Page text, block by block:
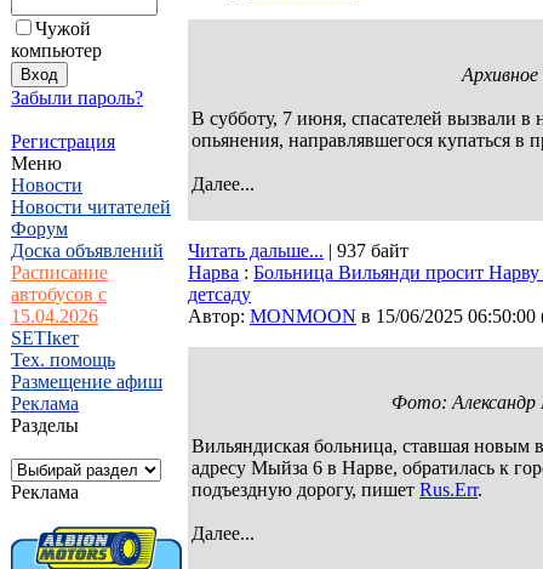
Чужой
компьютер
Забыли пароль?
Регистрация
Меню
Новости
Новости читателей
Форум
Доска объявлений
Расписание
автобусов с
15.04.2026
SETIкет
Тех. помощь
Размещение афиш
Реклама
Разделы
Реклама
В субботу, 7 июня, спасателей вызвали
опьянения, направлявшегося купаться в
Далее...
Читать дальше... | 937 байт
Нарва : Больница Вильянди просит
детсаду
Автор: MONMOON в 15/06/2025 06:50:00
Фото: Александр
Вильяндиская больница, ставшая новым
адресу Мыйза 6 в Нарве, обратилась к
подъездную дорогу, пишет Rus.Err.
Далее...